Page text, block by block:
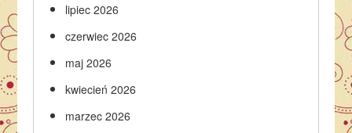
lipiec 2026
czerwiec 2026
maj 2026
kwiecień 2026
marzec 2026